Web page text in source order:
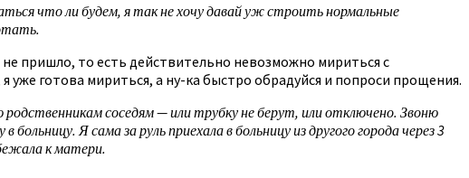
что ли будем, я так не хочу давай уж строить нормальные
пришло, то есть действительно невозможно мириться с
уже готова мириться, а ну-ка быстро обрадуйся и попроси прощения.
соседям — или трубку не берут, или отключено. Звоню
Я сама за руль приехала в больницу из другого города через 3
к матери.